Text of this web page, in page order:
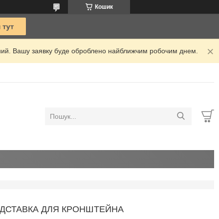
Кошик
Вашу заявку буде оброблено найближчим робочим днем.
ДЛЯ КРОНШТЕЙНА